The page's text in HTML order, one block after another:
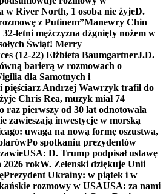
w River North, 1 osoba nie żyjeD.
z Putinem”Manewry Chin
letni mężczyzna dźgnięty nożem w
Świąt! Merry
(12-22) Elżbieta BaumgartnerJ.D.
barierą w rozmowach o
dla Samotnych i
pięściarz Andrzej Wawrzyk trafił do
Chris Rea, muzyk miał 74
raz pierwszy od 30 lat odnotowała
zawieszają inwestycje w morską
uwaga na nową formę oszustwa,
Po spotkaniu prezydentów
USA: D. Trump podpisał ustawę
2026 rokW. Zełenski dziękuje Unii
Prezydent Ukrainy: w piątek i w
rozmowy w USAUSA: za nami